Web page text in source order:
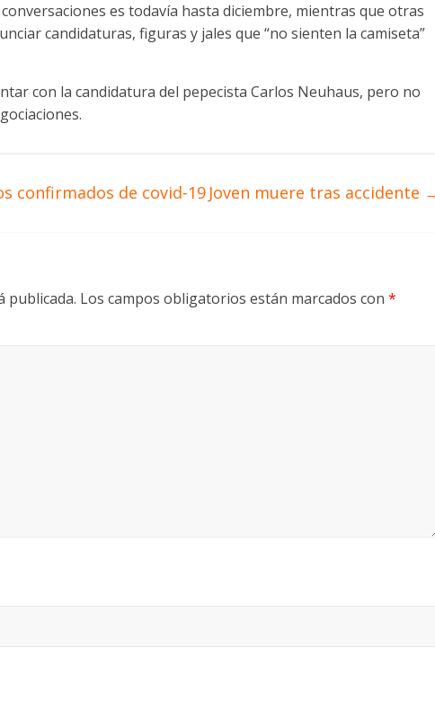
es todavía hasta diciembre, mientras que otras
candidaturas, figuras y jales que “no sienten la camiseta”
con la candidatura del pepecista Carlos Neuhaus, pero no
confirmados de covid-19 Joven muere tras accidente
publicada. Los campos obligatorios están marcados con *